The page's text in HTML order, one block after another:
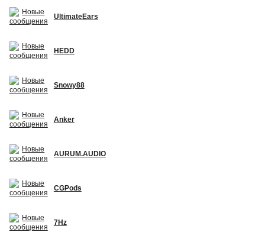
UltimateEars
HEDD
Snowy88
Anker
AURUM.AUDIO
CGPods
7Hz